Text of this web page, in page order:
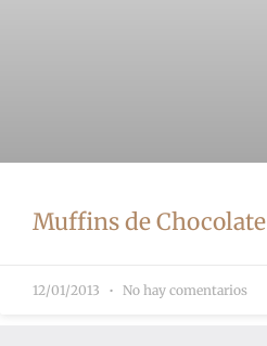
Muffins de Chocolate
12/01/2013 No hay comentarios